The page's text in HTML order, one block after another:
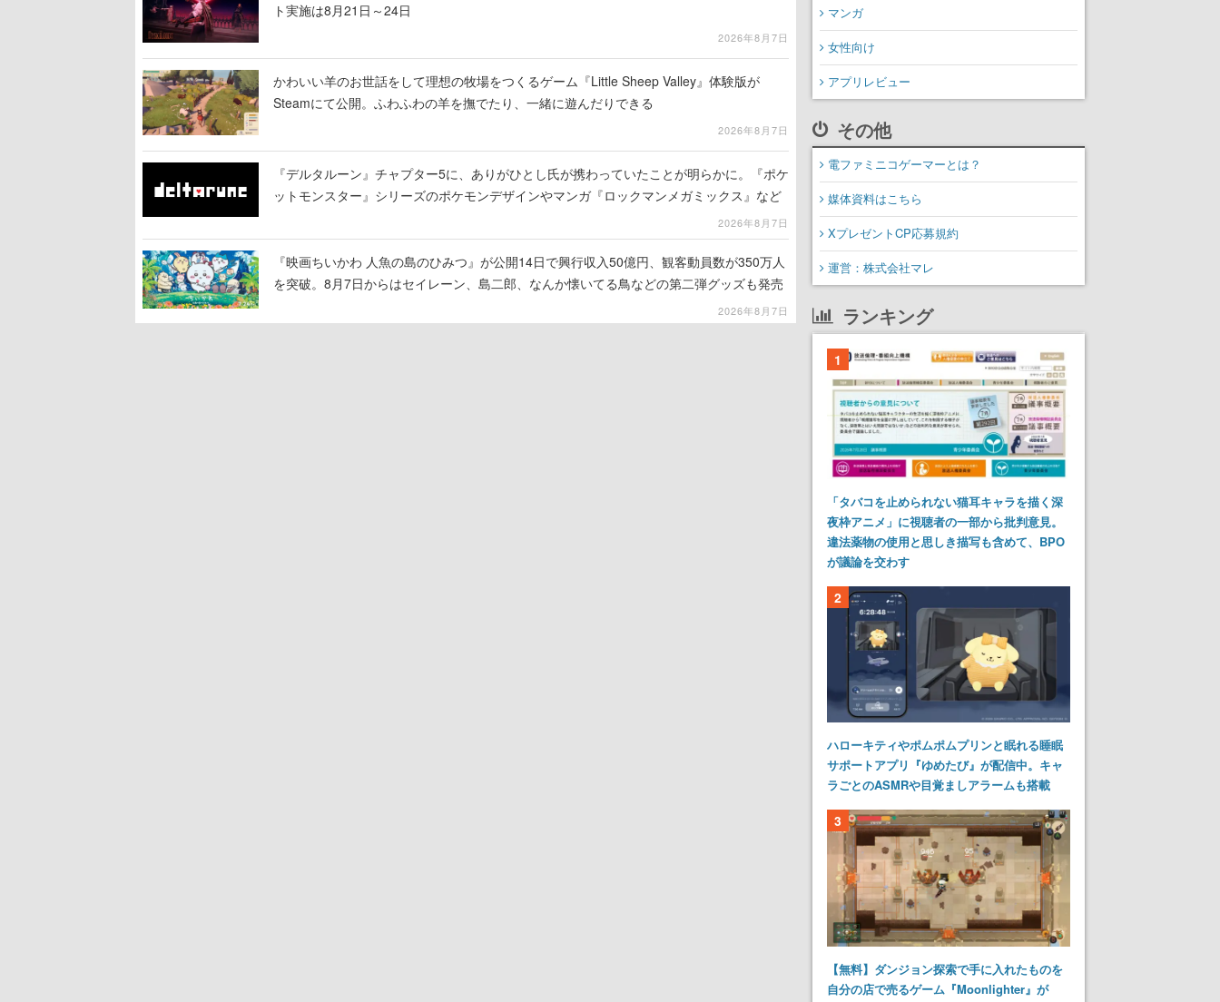
ト実施は8月21日～24日
2026年8月7日
かわいい羊のお世話をして理想の牧場をつくるゲーム『Little Sheep Valley』体験版が
Steamにて公開。ふわふわの羊を撫でたり、一緒に遊んだりできる
2026年8月7日
『デルタルーン』チャプター5に、ありがひとし氏が携わっていたことが明らかに。『ポケ
ットモンスター』シリーズのポケモンデザインやマンガ『ロックマンメガミックス』など
2026年8月7日
『映画ちいかわ 人魚の島のひみつ』が公開14日で興行収入50億円、観客動員数が350万人
を突破。8月7日からはセイレーン、島二郎、なんか懐いてる鳥などの第二弾グッズも発売
2026年8月7日
マンガ
女性向け
アプリレビュー
その他
電ファミニコゲーマーとは？
媒体資料はこちら
XプレゼントCP応募規約
運営：株式会社マレ
ランキング
1
「タバコを止められない猫耳キャラを描く深
夜枠アニメ」に視聴者の一部から批判意見。
違法薬物の使用と思しき描写も含めて、BPO
が議論を交わす
2
ハローキティやポムポムプリンと眠れる睡眠
サポートアプリ『ゆめたび』が配信中。キャ
ラごとのASMRや目覚ましアラームも搭載
3
【無料】ダンジョン探索で手に入れたものを
自分の店で売るゲーム『Moonlighter』が